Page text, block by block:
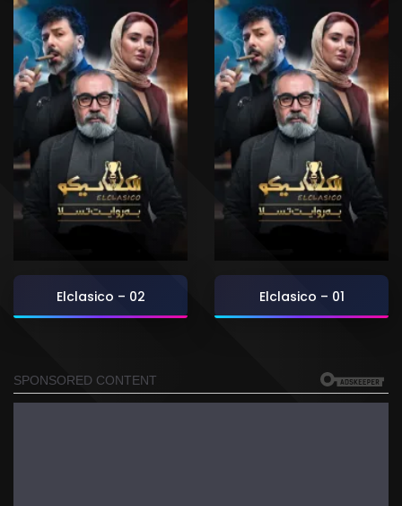
Elclasico – 02 Elclasico – 01